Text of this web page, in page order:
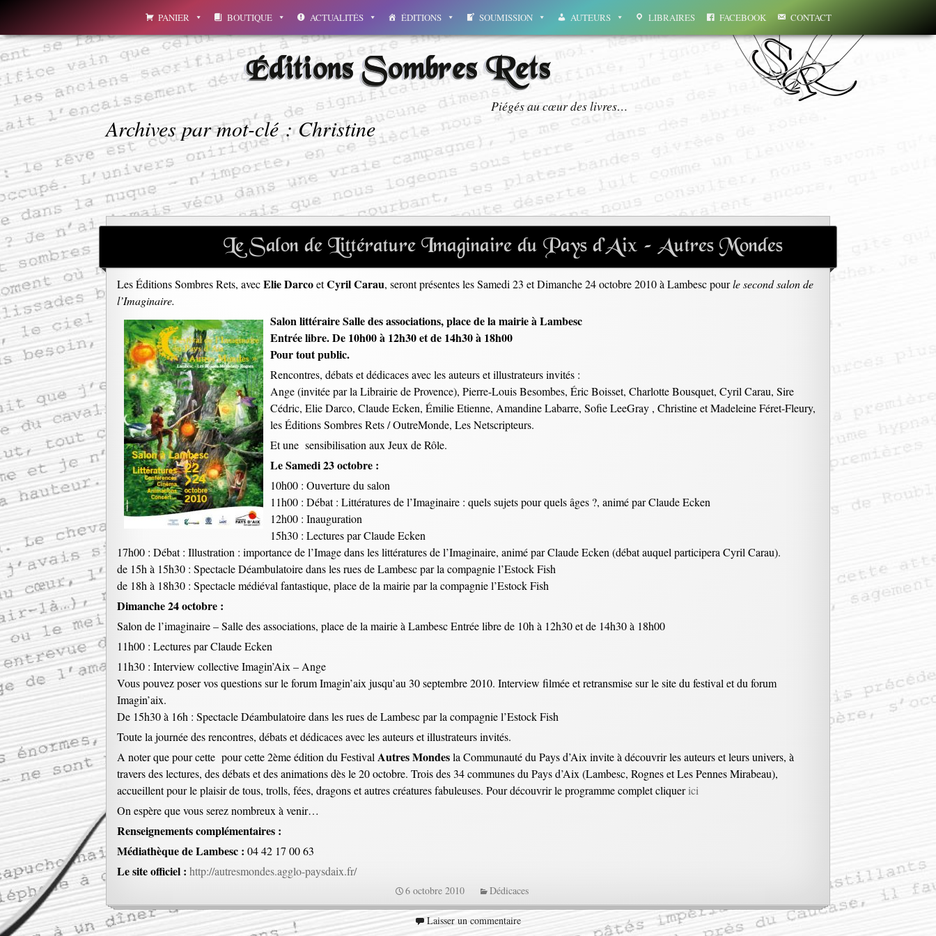
contenu
PANIER BOUTIQUE ACTUALITÉS ÉDITIONS SOUMISSION AUTEURS LIBRAIRES FACEBOOK CONTACT
Éditions Sombres Rets
Piégés au cœur des livres…
Archives par mot-clé : Christine
Le Salon de Littérature Imaginaire du Pays d’Aix – Autres Mondes
Les Éditions Sombres Rets, avecElie DarcoetCyril Carau, seront présentes les Samedi 23 et Dimanche 24 octobre 2010 à Lambesc pourle second salon de
l’Imaginaire.
Salon littéraire Salle des associations, place de la mairie à Lambesc
Entrée libre. De 10h00 à 12h30 et de 14h30 à 18h00
Pour tout public.
Rencontres, débats et dédicaces avec les auteurs et illustrateurs invités :
Ange (invitée par la Librairie de Provence), Pierre-Louis Besombes, Éric Boisset, Charlotte Bousquet, Cyril Carau, Sire
Cédric, Elie Darco, Claude Ecken, Émilie Etienne, Amandine Labarre, Sofie LeeGray , Christine et Madeleine Féret-Fleury,
les Éditions Sombres Rets / OutreMonde, Les Netscripteurs.
Et une sensibilisation aux Jeux de Rôle.
Le Samedi 23 octobre :
10h00 : Ouverture du salon
11h00 : Débat : Littératures de l’Imaginaire : quels sujets pour quels âges ?, animé par Claude Ecken
12h00 : Inauguration
15h30 : Lectures par Claude Ecken
17h00 : Débat : Illustration : importance de l’Image dans les littératures de l’Imaginaire, animé par Claude Ecken (débat auquel participera Cyril Carau).
de 15h à 15h30 : Spectacle Déambulatoire dans les rues de Lambesc par la compagnie l’Estock Fish
de 18h à 18h30 : Spectacle médiéval fantastique, place de la mairie par la compagnie l’Estock Fish
Dimanche 24 octobre :
Salon de l’imaginaire – Salle des associations, place de la mairie à Lambesc Entrée libre de 10h à 12h30 et de 14h30 à 18h00
11h00 : Lectures par Claude Ecken
11h30 : Interview collective Imagin’Aix – Ange
Vous pouvez poser vos questions sur le forum Imagin’aix jusqu’au 30 septembre 2010. Interview filmée et retransmise sur le site du festival et du forum
Imagin’aix.
De 15h30 à 16h : Spectacle Déambulatoire dans les rues de Lambesc par la compagnie l’Estock Fish
Toute la journée des rencontres, débats et dédicaces avec les auteurs et illustrateurs invités.
A noter que pour cette pour cette 2ème édition du Festival Autres Mondesla Communauté du Pays d’Aix invite à découvrir les auteurs et leurs univers, à
travers des lectures, des débats et des animations dès le 20 octobre. Trois des 34 communes du Pays d’Aix (Lambesc, Rognes et Les Pennes Mirabeau),
accueillent pour le plaisir de tous, trolls, fées, dragons et autres créatures fabuleuses. Pour découvrir le programme complet cliquerici
On espère que vous serez nombreux à venir…
Renseignements complémentaires :
Médiathèque de Lambesc : 04 42 17 00 63
Le site officiel : http://autresmondes.agglo-paysdaix.fr/
6 octobre 2010 Dédicaces
Laisser un commentaire